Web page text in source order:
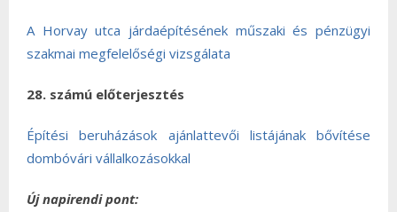
A Horvay utca járdaépítésének műszaki és pénzügyi
szakmai megfelelőségi vizsgálata
28. számú előterjesztés
Építési beruházások ajánlattevői listájának bővítése
dombóvári vállalkozásokkal
Új napirendi pont: